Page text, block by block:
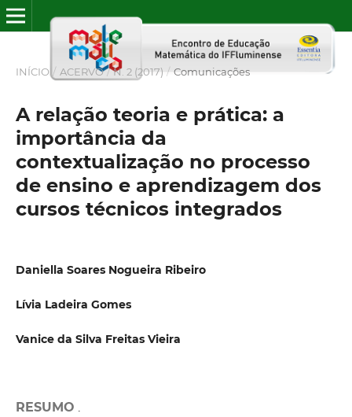
INÍCIO / ACERVO / N. 2 (2017) / Comunicações
A relação teoria e prática: a
importância da
contextualização no processo
de ensino e aprendizagem dos
cursos técnicos integrados
Daniella Soares Nogueira Ribeiro
Lívia Ladeira Gomes
Vanice da Silva Freitas Vieira
RESUMO .